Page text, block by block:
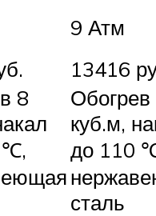
9 Атм
13416
8
℃,
куб.м,
до 110
сталь